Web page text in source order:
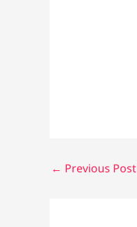
← Previous Post